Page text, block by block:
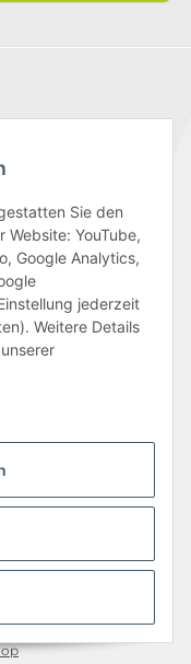
Sie den
Website: YouTube,
Google Analytics,
jederzeit
Weitere Details
Impressum